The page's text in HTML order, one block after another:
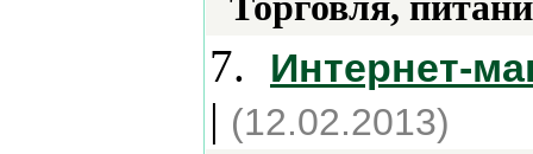
7. Интернет-
| (12.02.2013)